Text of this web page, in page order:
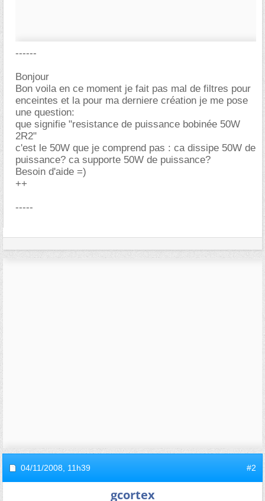
------
Bonjour
Bon voila en ce moment je fait pas mal de filtres pour
enceintes et la pour ma derniere création je me pose
une question:
que signifie "resistance de puissance bobinée 50W
2R2"
c'est le 50W que je comprend pas : ca dissipe 50W de
puissance? ca supporte 50W de puissance?
Besoin d'aide =)
++
-----
04/11/2008, 11h39 #2
gcortex